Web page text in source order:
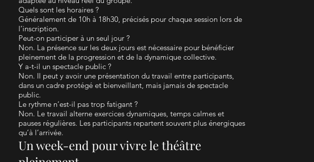
Quels sont les horaires ?
Généralement de 10h à 18h30, précisés pour chaque session lors de
l’inscription.
Peut-on participer à un seul jour ?
Non. La présence sur les deux jours est nécessaire pour bénéficier
pleinement de la progression et de la dynamique collective.
Y a-t-il un spectacle public ?
Non. Il peut y avoir une présentation du travail entre participants,
dans un cadre protégé et bienveillant, mais jamais de spectacle
public.
Le rythme n’est-il pas trop fatigant ?
Non. Le travail alterne exercices dynamiques, temps calmes et
pauses régulières. Les participants repartent souvent plus énergiques
qu’à l’arrivée.
Un week-end pour vivre le théâtre